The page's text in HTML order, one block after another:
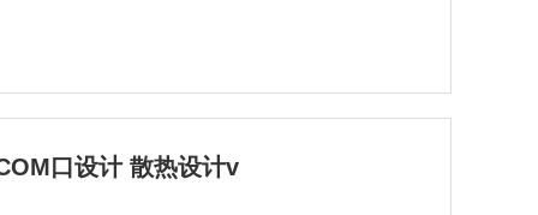
口设计 散热设计v